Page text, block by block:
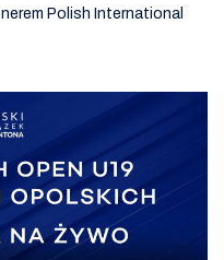
Polish International